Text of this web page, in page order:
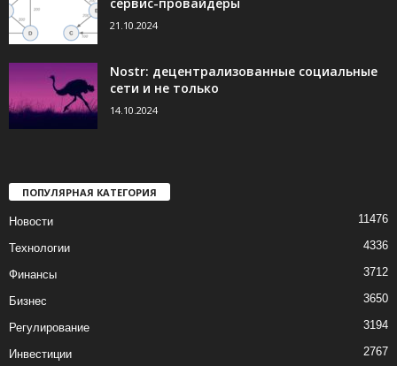
сервис-провайдеры
21.10.2024
Nostr: децентрализованные социальные
сети и не только
14.10.2024
ПОПУЛЯРНАЯ КАТЕГОРИЯ
Новости 11476
Технологии 4336
Финансы 3712
Бизнес 3650
Регулирование 3194
Инвестиции 2767